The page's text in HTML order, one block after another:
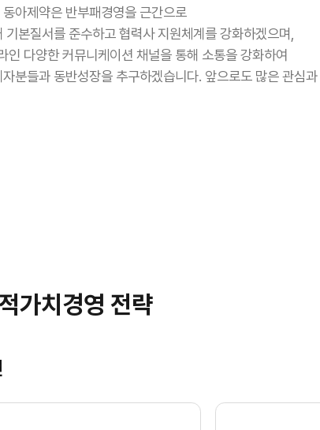
아제약은 반부패경영을 근간으로
기본질서를 준수하고 협력사 지원체계를 강화하겠으며,
인 다양한 커뮤니케이션 채널을 통해 소통을 강화하여
분들과 동반성장을 추구하겠습니다. 앞으로도 많은 관심
가치경영 전략